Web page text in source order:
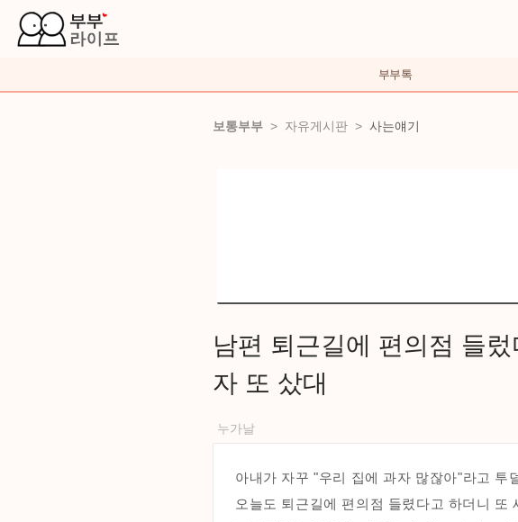
부부톡
보통부부 > 자유게시판 > 사는얘기
남편 퇴근길에 편의점 들
자 또 샀대
누가날
아내가 자꾸 "우리 집에 과자 많잖아"라고 투
오늘도 퇴근길에 편의점 들렸다고 하더니 또